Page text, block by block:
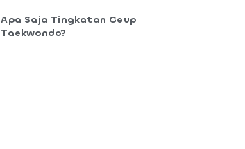
Apa Saja Tingkatan Geup
Taekwondo?